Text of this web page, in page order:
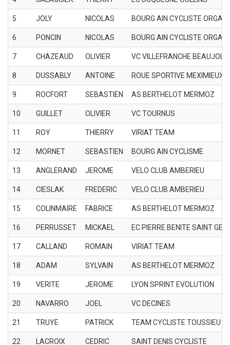
5 JOLY NICOLAS BOURG AIN CYCLISTE
6 PONCIN NICOLAS BOURG AIN CYCLISTE
7 CHAZEAUD OLIVIER VC VILLEFRANCHE
8 DUSSABLY ANTOINE ROUE SPORTIVE MEXIMIEUX
9 ROCFORT SEBASTIEN AS BERTHELOT MERMOZ
10 GUILLET OLIVIER VC TOURNUS
11 ROY THIERRY VIRIAT TEAM
12 MORNET SEBASTIEN BOURG AIN CYCLISME
13 ANGLERAND JEROME VELO CLUB AMBERIEU
14 CIESLAK FREDERIC VELO CLUB AMBERIEU
15 COLINMAIRE FABRICE AS BERTHELOT MERMOZ
16 PERRUSSET MICKAEL EC PIERRE BENITE SAINT
17 CALLAND ROMAIN VIRIAT TEAM
18 ADAM SYLVAIN AS BERTHELOT MERMOZ
19 VERITE JEROME LYON SPRINT EVOLUTION
20 NAVARRO JOEL VC DECINES
21 TRUYE PATRICK TEAM CYCLISTE TOUSSIEU
22 LACROIX CEDRIC SAINT DENIS CYCLISTE